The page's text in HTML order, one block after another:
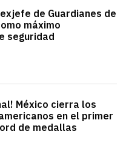
de Guardianes de
máximo
seguridad
México cierra los
en el primer
de medallas